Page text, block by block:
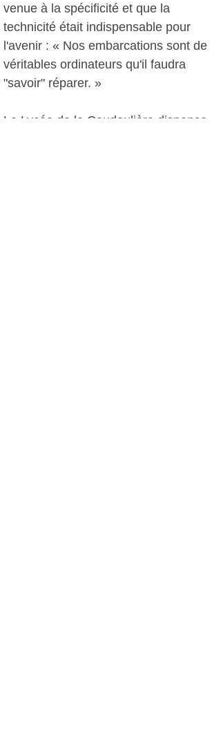
venue à la spécificité et que la
technicité était indispensable pour
l'avenir : « Nos embarcations sont de
véritables ordinateurs qu'il faudra
"savoir" réparer. »
Le Lycée de la Coudoulière dispense